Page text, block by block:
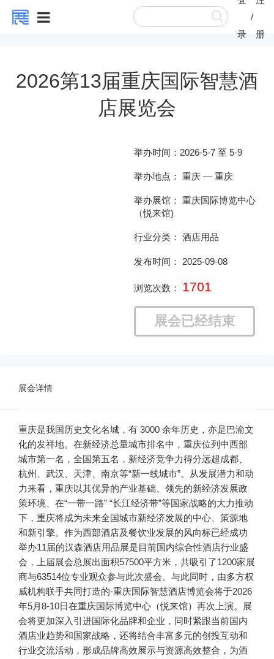
录
/
册
2026第13届重庆国际智慧酒
店展览会
举办时间： 2026-5-7 至 5-9
举办地点： 重庆— 重庆
举办展馆： 重庆国际博览中心
（悦来馆)
行业分类： 酒店用品
发布时间： 2025-09-08
浏览次数： 1701
展会已经结束
展会详情
重庆是我国历史文化名城，有 3000 余年历史，亦是巴渝文
化的发祥地。在新经济总量城市排名中，重庆位列中西部
城市第一名，全国第五名，新经济竞争力得分远超成都、
杭州、武汉、天津、南京等“新一线城市”。从发展潜力和动
力来看，重庆以其优异的产业基础、领先的新经济发展政
策环境、在“一带一路” “长江经济带”等国家战略的大力推动
下，重庆将成为未来全国城市新经济发展的中心、策源地
和新引擎。 作为西部酒店及餐饮业发展的风向标已经成功
举办11届的汉森酒店用品展是目前国内综合性酒店行业盛
会，上届展会总展出面积57500平方米，共吸引了1200家展
商与63514位专业观众参与此次盛会。 与此同时，由多方权
威机构联手共同打造的-重庆国际智慧酒店博览会将于2026
年5月8-10日在重庆国际博览中心（悦来馆）再次上演。展
会将更加深入引进国际化品牌和企业，同时紧跟当前国内
酒店业趋势和国家战略，还将结合丰富多元的创投互动和
行业交流活动，形成品牌高效展示与资源高效整合，为酒